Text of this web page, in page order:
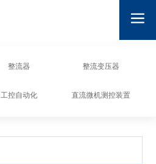
整流器 整流变压器
工控自动化 直流微机测控装置